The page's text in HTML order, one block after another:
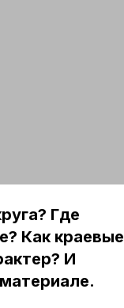
Где
Как краевые
И